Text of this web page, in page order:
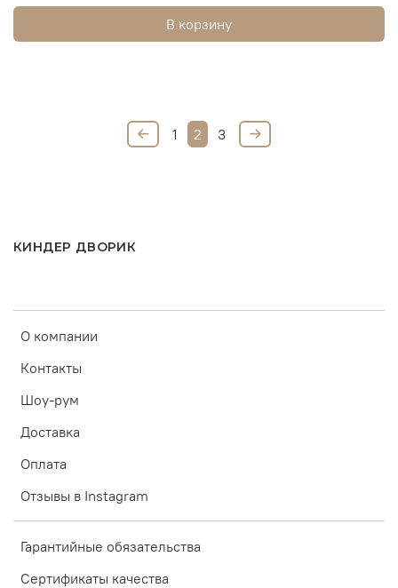
В корзину
1 2 3
КИНДЕР ДВОРИК
О компании
Контакты
Шоу-рум
Доставка
Оплата
Отзывы в Instagram
Гарантийные обязательства
Сертификаты качества